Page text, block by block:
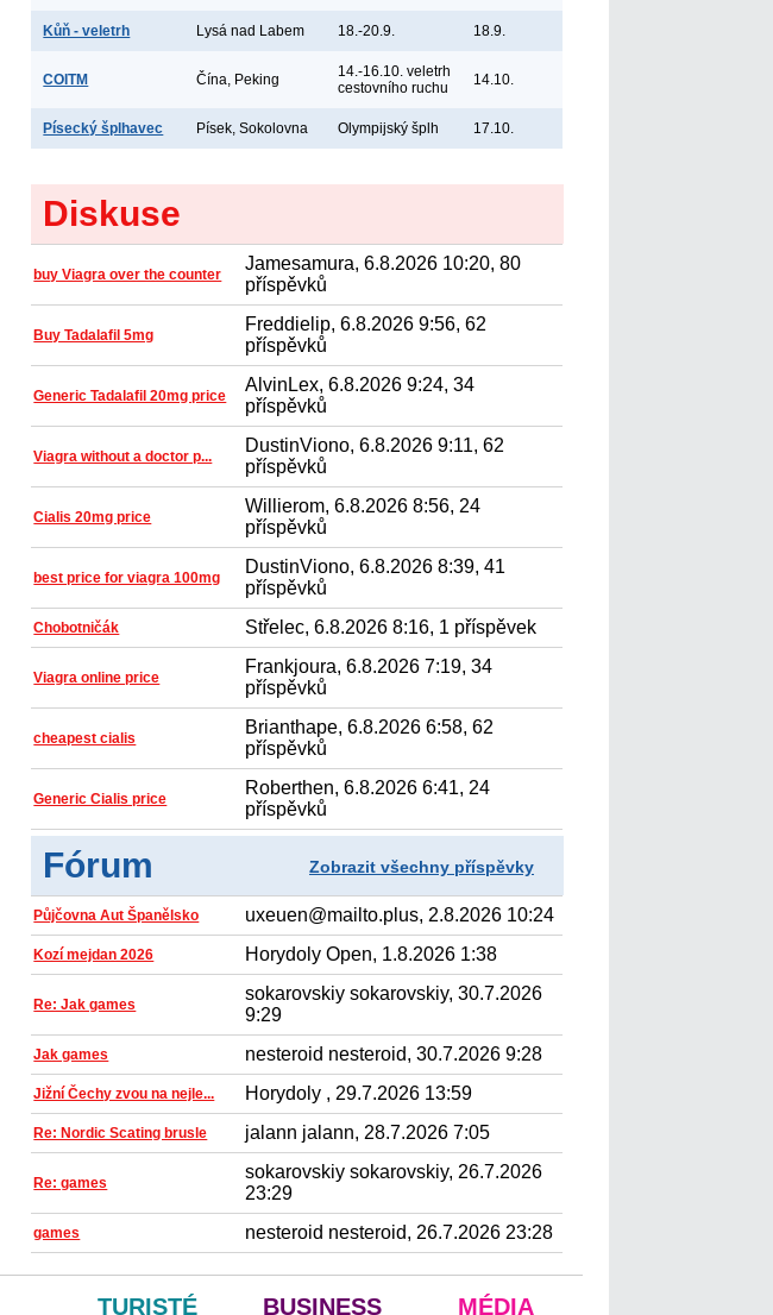
Kůň - veletrh Lysá nad Labem 18.-20.9. 18.9.
COITM Čína, Peking
14.-16.10. veletrh
cestovního ruchu
14.10.
Písecký šplhavec Písek, Sokolovna Olympijský šplh 17.10.
Diskuse
buy Viagra over the counter
Jamesamura, 6.8.2026 10:20, 80
příspěvků
Buy Tadalafil 5mg
Freddielip, 6.8.2026 9:56, 62
příspěvků
Generic Tadalafil 20mg price
AlvinLex, 6.8.2026 9:24, 34
příspěvků
Viagra without a doctor p...
DustinViono, 6.8.2026 9:11, 62
příspěvků
Cialis 20mg price
Willierom, 6.8.2026 8:56, 24
příspěvků
best price for viagra 100mg
DustinViono, 6.8.2026 8:39, 41
příspěvků
Chobotničák Střelec, 6.8.2026 8:16, 1 příspěvek
Viagra online price
Frankjoura, 6.8.2026 7:19, 34
příspěvků
cheapest cialis
Brianthape, 6.8.2026 6:58, 62
příspěvků
Generic Cialis price
Roberthen, 6.8.2026 6:41, 24
příspěvků
Fórum Zobrazit všechny příspěvky
Půjčovna Aut Španělsko uxeuen@mailto.plus, 2.8.2026 10:24
Kozí mejdan 2026 Horydoly Open, 1.8.2026 1:38
Re: Jak games
sokarovskiy sokarovskiy, 30.7.2026
9:29
Jak games nesteroid nesteroid, 30.7.2026 9:28
Jižní Čechy zvou na nejle... Horydoly , 29.7.2026 13:59
Re: Nordic Scating brusle jalann jalann, 28.7.2026 7:05
Re: games
sokarovskiy sokarovskiy, 26.7.2026
23:29
games nesteroid nesteroid, 26.7.2026 23:28
TURISTÉ BUSINESS MÉDIA